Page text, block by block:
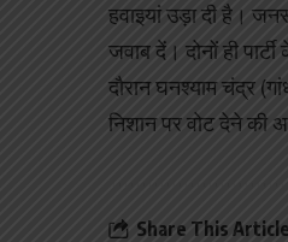
हवाइयां उड़ा दी है।
जवाब दें। दोनों ही
दौरान घनश्याम चंद्र
निशान पर वोट देने की
Share This Article